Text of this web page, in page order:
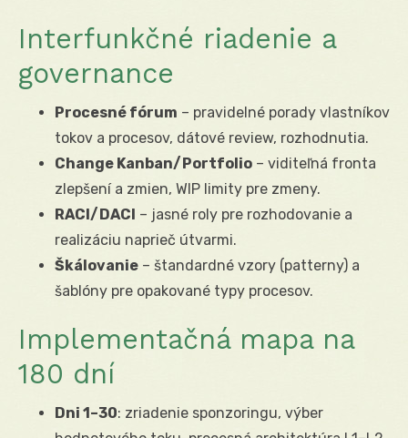
Interfunkčné riadenie a
governance
Procesné fórum – pravidelné porady vlastníkov
tokov a procesov, dátové review, rozhodnutia.
Change Kanban/Portfolio – viditeľná fronta
zlepšení a zmien, WIP limity pre zmeny.
RACI/DACI – jasné roly pre rozhodovanie a
realizáciu naprieč útvarmi.
Škálovanie – štandardné vzory (patterny) a
šablóny pre opakované typy procesov.
Implementačná mapa na
180 dní
Dni 1–30: zriadenie sponzoringu, výber